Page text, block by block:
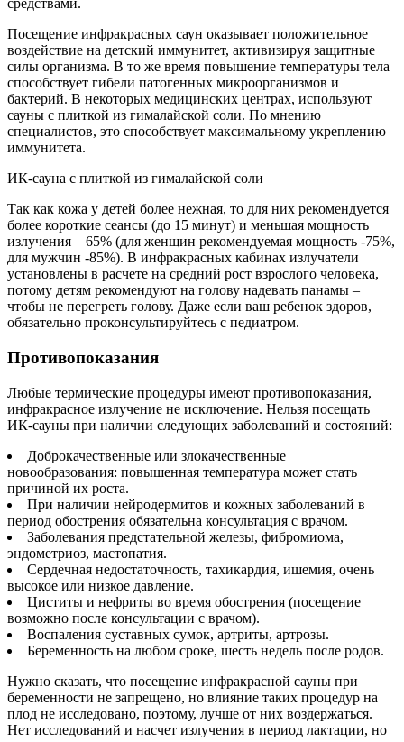
средствами.
Посещение инфракрасных саун оказывает положительное
воздействие на детский иммунитет, активизируя защитные
силы организма. В то же время повышение температуры тела
способствует гибели патогенных микроорганизмов и
бактерий. В некоторых медицинских центрах, используют
сауны с плиткой из гималайской соли. По мнению
специалистов, это способствует максимальному укреплению
иммунитета.
ИК-сауна с плиткой из гималайской соли
Так как кожа у детей более нежная, то для них рекомендуется
более короткие сеансы (до 15 минут) и меньшая мощность
излучения – 65% (для женщин рекомендуемая мощность -75%,
для мужчин -85%). В инфракрасных кабинах излучатели
установлены в расчете на средний рост взрослого человека,
потому детям рекомендуют на голову надевать панамы –
чтобы не перегреть голову. Даже если ваш ребенок здоров,
обязательно проконсультируйтесь с педиатром.
Противопоказания
Любые термические процедуры имеют противопоказания,
инфракрасное излучение не исключение. Нельзя посещать
ИК-сауны при наличии следующих заболеваний и состояний:
Доброкачественные или злокачественные
новообразования: повышенная температура может стать
причиной их роста.
При наличии нейродермитов и кожных заболеваний в
период обострения обязательна консультация с врачом.
Заболевания предстательной железы, фибромиома,
эндометриоз, мастопатия.
Сердечная недостаточность, тахикардия, ишемия, очень
высокое или низкое давление.
Циститы и нефриты во время обострения (посещение
возможно после консультации с врачом).
Воспаления суставных сумок, артриты, артрозы.
Беременность на любом сроке, шесть недель после родов.
Нужно сказать, что посещение инфракрасной сауны при
беременности не запрещено, но влияние таких процедур на
плод не исследовано, поэтому, лучше от них воздержаться.
Нет исследований и насчет излучения в период лактации, но